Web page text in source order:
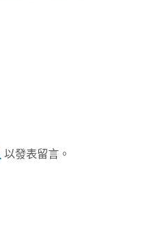
以發表留言。